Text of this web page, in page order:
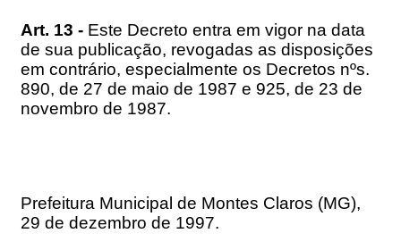
Art. 13 - Este Decreto entra em vigor na data
de sua publicação, revogadas as disposições
em contrário, especialmente os Decretos nºs.
890, de 27 de maio de 1987 e 925, de 23 de
novembro de 1987.
Prefeitura Municipal de Montes Claros (MG),
29 de dezembro de 1997.